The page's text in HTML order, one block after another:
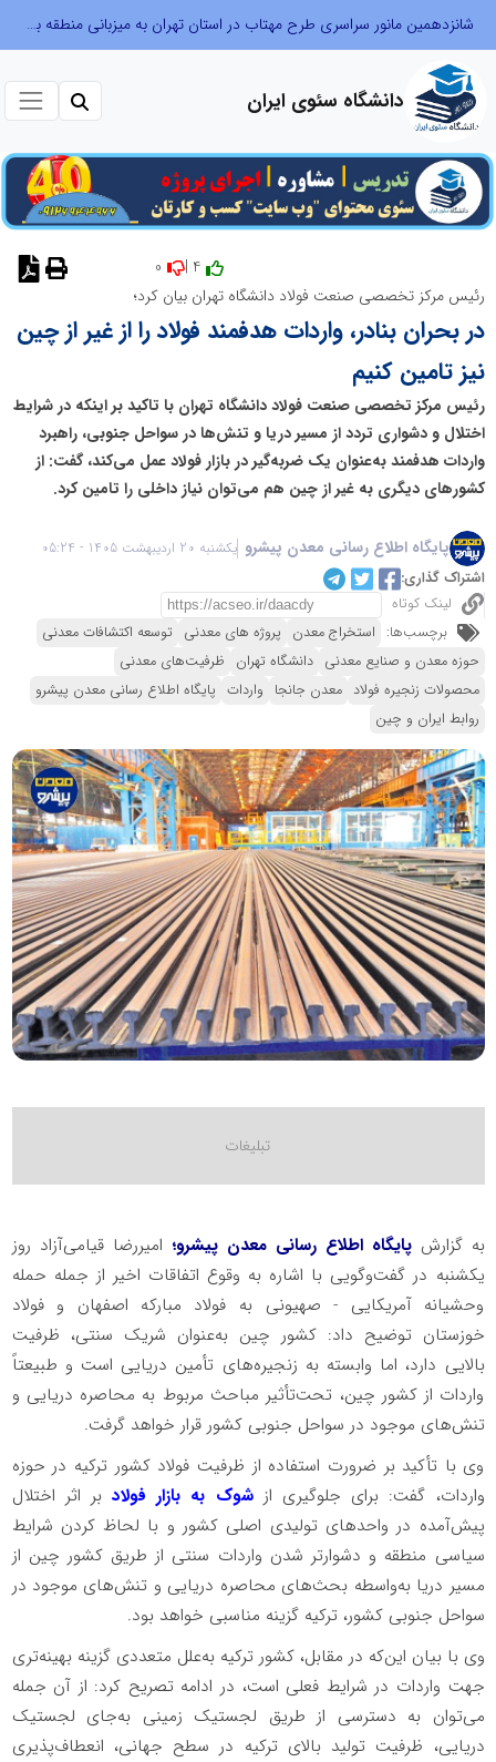
شانزدهمین مانور سراسری طرح مهتاب در استان تهران به میزبانی منطقه برق لواسان
دانشگاه سئوی ایران
رئیس مرکز تخصصی صنعت فولاد دانشگاه تهران بیان کرد؛
در بحران بنادر، واردات هدفمند فولاد را از غیر از چین
نیز تامین کنیم
رئیس مرکز تخصصی صنعت فولاد دانشگاه تهران با تاکید بر اینکه در شرایط
اختلال و دشواری تردد از مسیر دریا و تنش‌ها در سواحل جنوبی، راهبرد
واردات هدفمند به‌عنوان یک ضربه‌گیر در بازار فولاد عمل می‌کند، گفت: از
کشورهای دیگری به غیر از چین هم می‌توان نیاز داخلی را تامین کرد.
پایگاه اطلاع رسانی معدن پیشرو یکشنبه 20 اردیبهشت 1405 - 05:24
اشتراک گذاری:
لینک کوتاه
برچسب‌ها: استخراج معدن پروژه های معدنی توسعه اکتشافات معدنی
حوزه معدن و صنایع معدنی دانشگاه تهران ظرفیت‌های معدنی
محصولات زنجیره فولاد معدن جانجا واردات پایگاه اطلاع رسانی معدن پیشرو
روابط ایران و چین
به گزارش پایگاه اطلاع رسانی معدن پیشرو؛ امیررضا قیامی‌آزاد روز
یکشنبه در گفت‌وگویی با اشاره به وقوع اتفاقات اخیر از جمله حمله
وحشیانه آمریکایی - صهیونی به فولاد مبارکه اصفهان و فولاد
خوزستان توضیح داد: کشور چین به‌عنوان شریک سنتی، ظرفیت
بالایی دارد، اما وابسته به زنجیره‌های تأمین دریایی است و طبیعتاً
واردات از کشور چین، تحت‌تأثیر مباحث مربوط به محاصره دریایی و
تنش‌های موجود در سواحل جنوبی کشور قرار خواهد گرفت.
وی با تأکید بر ضرورت استفاده از ظرفیت فولاد کشور ترکیه در حوزه
واردات، گفت: برای جلوگیری از شوک به بازار فولادبر اثر اختلال
پیش‌آمده در واحدهای تولیدی اصلی کشور و با لحاظ کردن شرایط
سیاسی منطقه و دشوارتر شدن واردات سنتی از طریق کشور چین از
مسیر دریا به‌واسطه بحث‌های محاصره دریایی و تنش‌های موجود در
سواحل جنوبی کشور، ترکیه گزینه مناسبی خواهد بود.
وی با بیان این‌که در مقابل، کشور ترکیه به‌علل متعددی گزینه بهینه‌تری
جهت واردات در شرایط فعلی است، در ادامه تصریح کرد: از آن جمله
می‌توان به دسترسی از طریق لجستیک زمینی به‌جای لجستیک
دریایی، ظرفیت تولید بالای ترکیه در سطح جهانی، انعطاف‌پذیری